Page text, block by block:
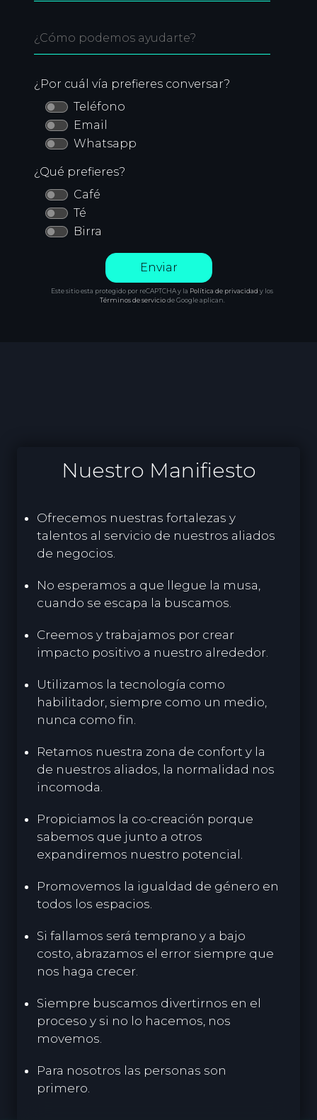
¿Por cuál vía prefieres conversar?
Teléfono
Email
Whatsapp
¿Qué prefieres?
Café
Té
Birra
Enviar
Este sitio esta protegido por reCAPTCHA y la Política de privacidad y los
Términos de serviciode Google aplican.
Nuestro Manifiesto
Ofrecemos nuestras fortalezas y
talentos al servicio de nuestros aliados
de negocios.
No esperamos a que llegue la musa,
cuando se escapa la buscamos.
Creemos y trabajamos por crear
impacto positivo a nuestro alrededor.
Utilizamos la tecnología como
habilitador, siempre como un medio,
nunca como fin.
Retamos nuestra zona de confort y la
de nuestros aliados, la normalidad nos
incomoda.
Propiciamos la co-creación porque
sabemos que junto a otros
expandiremos nuestro potencial.
Promovemos la igualdad de género en
todos los espacios.
Si fallamos será temprano y a bajo
costo, abrazamos el error siempre que
nos haga crecer.
Siempre buscamos divertirnos en el
proceso y si no lo hacemos, nos
movemos.
Para nosotros las personas son
primero.